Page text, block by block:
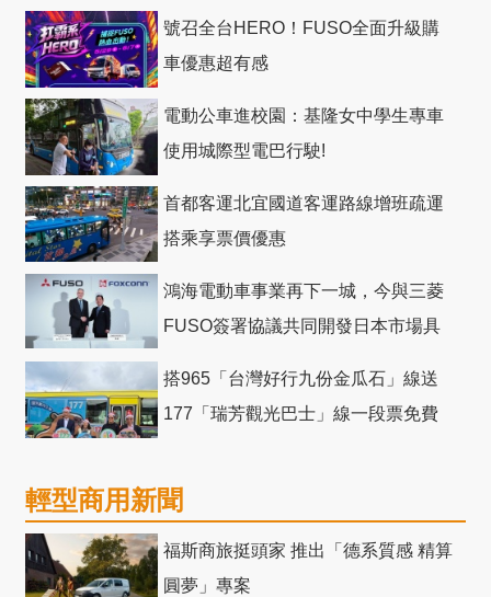
號召全台HERO！FUSO全面升級購
車優惠超有感
電動公車進校園：基隆女中學生專車
使用城際型電巴行駛!
首都客運北宜國道客運路線增班疏運
搭乘享票價優惠
鴻海電動車事業再下一城，今與三菱
FUSO簽署協議共同開發日本市場具
搭965「台灣好行九份金瓜石」線送
177「瑞芳觀光巴士」線一段票免費
輕型商用新聞
福斯商旅挺頭家 推出「德系質感 精算
圓夢」專案